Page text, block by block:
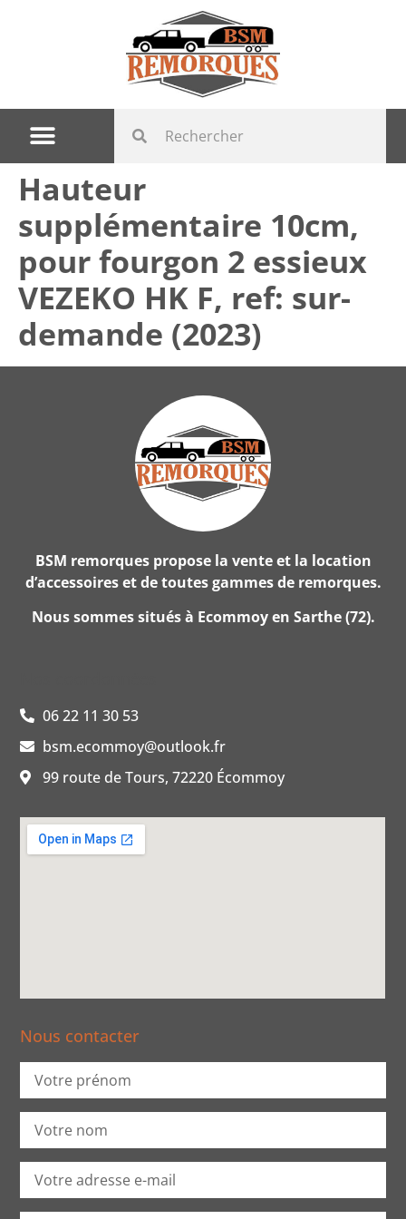
Hauteur
supplémentaire 10cm,
pour fourgon 2 essieux
VEZEKO HK F, ref: sur-
demande (2023)
BSM remorques propose la vente et la location
d’accessoires et de toutes gammes de remorques.
Nous sommes situés à Ecommoy en Sarthe (72).
06 22 11 30 53
bsm.ecommoy@outlook.fr
99 route de Tours, 72220 Écommoy
Nous contacter